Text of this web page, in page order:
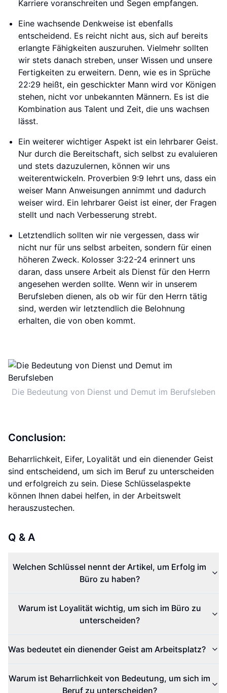
Karriere voranschreiten und Segen empfangen.
Eine wachsende Denkweise ist ebenfalls
entscheidend. Es reicht nicht aus, sich auf bereits
erlangte Fähigkeiten auszuruhen. Vielmehr sollten
wir stets danach streben, unser Wissen und unsere
Fertigkeiten zu erweitern. Denn, wie es in Sprüche
22:29 heißt, ein geschickter Mann wird vor Königen
stehen, nicht vor unbekannten Männern. Es ist die
Kombination aus Talent und Zeit, die uns wachsen
lässt.
Ein weiterer wichtiger Aspekt ist ein lehrbarer Geist.
Nur durch die Bereitschaft, sich selbst zu evaluieren
und stets dazuzulernen, können wir uns
weiterentwickeln. Proverbien 9:9 lehrt uns, dass ein
weiser Mann Anweisungen annimmt und dadurch
weiser wird. Ein lehrbarer Geist ist einer, der Fragen
stellt und nach Verbesserung strebt.
Letztendlich sollten wir nie vergessen, dass wir
nicht nur für uns selbst arbeiten, sondern für einen
höheren Zweck. Kolosser 3:22-24 erinnert uns
daran, dass unsere Arbeit als Dienst für den Herrn
angesehen werden sollte. Wenn wir in unserem
Berufsleben dienen, als ob wir für den Herrn tätig
sind, werden wir letztendlich die Belohnung
erhalten, die von oben kommt.
Die Bedeutung von Dienst und Demut im Berufsleben
Conclusion:
Beharrlichkeit, Eifer, Loyalität und ein dienender Geist
sind entscheidend, um sich im Beruf zu unterscheiden
und erfolgreich zu sein. Diese Schlüsselaspekte
können Ihnen dabei helfen, in der Arbeitswelt
herauszustechen.
Q & A
Welchen Schlüssel nennt der Artikel, um Erfolg im
Büro zu haben?
Warum ist Loyalität wichtig, um sich im Büro zu
unterscheiden?
Was bedeutet ein dienender Geist am Arbeitsplatz?
Warum ist Beharrlichkeit von Bedeutung, um sich im
Beruf zu unterscheiden?